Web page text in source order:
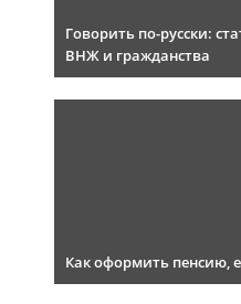
Говорить по-русски:
ВНЖ и гражданства
Как оформить пенсию,